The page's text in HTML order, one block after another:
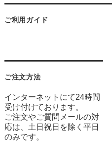
ご利用ガイド
ご注文方法
インターネットにて24時間
受け付けております。
ご注文やご質問メールの対
応は、土日祝日を除く平日
のみです。